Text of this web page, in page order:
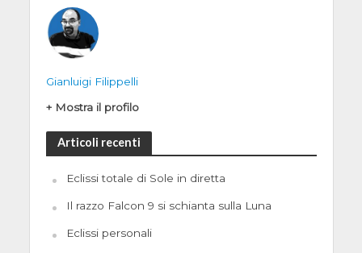
Gianluigi Filippelli
+ Mostra il profilo
Articoli recenti
Eclissi totale di Sole in diretta
Il razzo Falcon 9 si schianta sulla Luna
Eclissi personali